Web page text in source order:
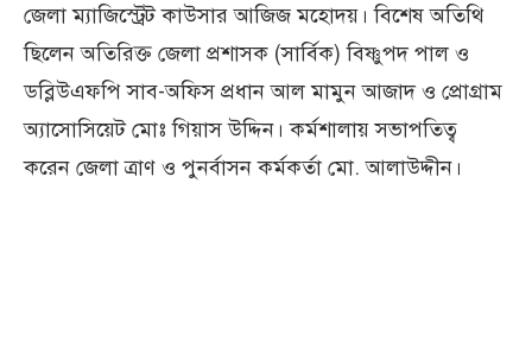
জেলা ম্যাজিস্ট্রেট কাউসার আজিজ মহোদয়। বিশেষ অতিথি
ছিলেন অতিরিক্ত জেলা প্রশাসক (সার্বিক) বিষ্ণুপদ পাল ও
ডব্লিউএফপি সাব-অফিস প্রধান আল মামুন আজাদ ও প্রোগ্রাম
অ্যাসোসিয়েট মোঃ গিয়াস উদ্দিন। কর্মশালায় সভাপতিত্ব
করেন জেলা ত্রাণ ও পুনর্বাসন কর্মকর্তা মো. আলাউদ্দীন।